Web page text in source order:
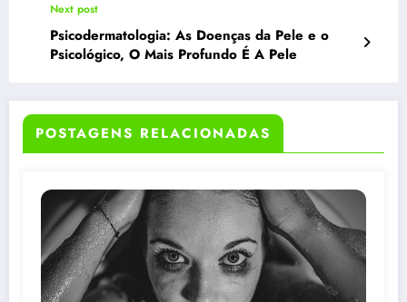
Next post
Psicodermatologia: As Doenças da Pele e o
Psicológico, O Mais Profundo É A Pele
POSTAGENS RELACIONADAS